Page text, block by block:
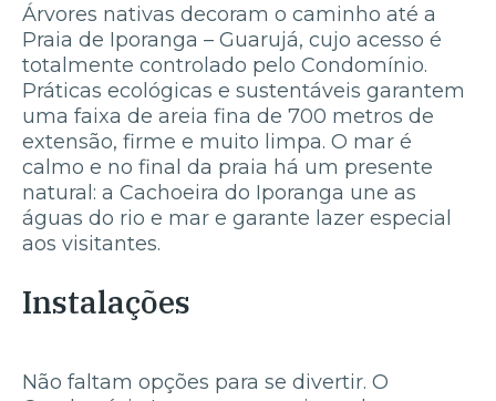
Árvores nativas decoram o caminho até a
Praia de Iporanga – Guarujá, cujo acesso é
totalmente controlado pelo Condomínio.
Práticas ecológicas e sustentáveis garantem
uma faixa de areia fina de 700 metros de
extensão, firme e muito limpa. O mar é
calmo e no final da praia há um presente
natural: a Cachoeira do Iporanga une as
águas do rio e mar e garante lazer especial
aos visitantes.
Instalações
Não faltam opções para se divertir. O